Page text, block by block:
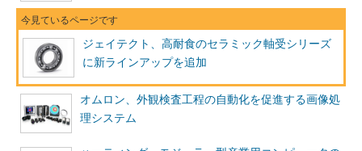
ジェイテクト、高耐食のセラミック軸受シリーズ
に新ラインアップを追加
オムロン、外観検査工程の自動化を促進する画像処
理システム